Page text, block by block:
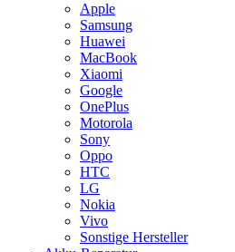
Apple
Samsung
Huawei
MacBook
Xiaomi
Google
OnePlus
Motorola
Sony
Oppo
HTC
LG
Nokia
Vivo
Sonstige Hersteller